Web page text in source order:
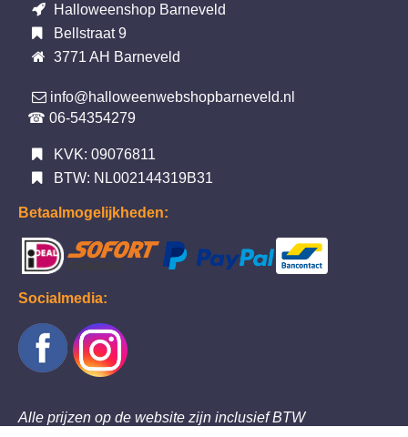
Halloweenshop Barneveld
Bellstraat 9
3771 AH Barneveld
info@halloweenwebshopbarneveld.nl
☎ 06-54354279
KVK: 09076811
BTW: NL002144319B31
Betaalmogelijkheden:
Socialmedia:
Alle prijzen op de website zijn inclusief BTW